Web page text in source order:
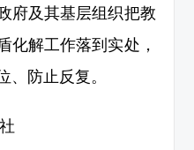
府及其基层组织把教
化解工作落到实处，
、防止反复。